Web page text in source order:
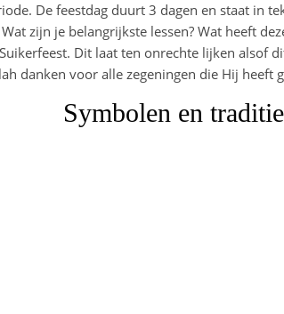
De feestdag duurt 3 dagen en staat in
zijn je belangrijkste lessen? Wat heeft
Dit laat ten onrechte lijken alsof
danken voor alle zegeningen die Hij heeft
Symbolen en